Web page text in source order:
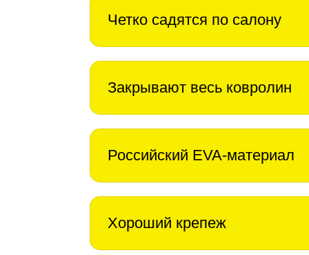
Четко садятся по салону
Закрывают весь ковролин
Российский EVA-материал
Хороший крепеж